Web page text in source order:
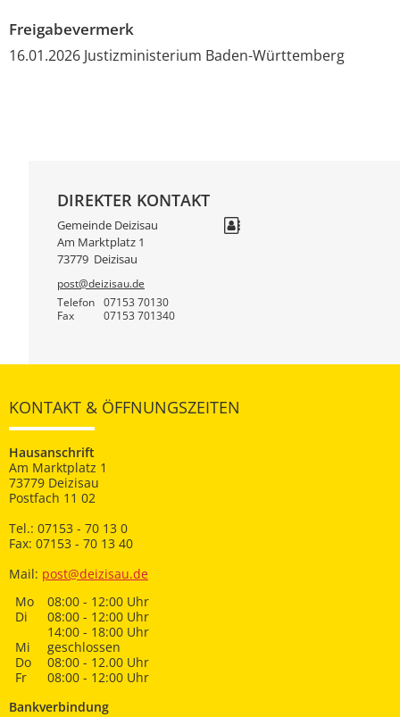
Freigabevermerk
16.01.2026 Justizministerium Baden-Württemberg
DIREKTER KONTAKT
Gemeinde Deizisau
Am Marktplatz 1
73779 Deizisau
post@deizisau.de
Telefon
07153 70130
Fax 07153 701340
KONTAKT & ÖFFNUNGSZEITEN
Hausanschrift
Am Marktplatz 1
73779 Deizisau
Postfach 11 02
Tel.: 07153 - 70 13 0
Fax: 07153 - 70 13 40
Mail: post@deizisau.de
Mo
08:00 - 12:00 Uhr
Di
08:00 - 12:00 Uhr
14:00 - 18:00 Uhr
Mi
geschlossen
Do
08:00 - 12.00 Uhr
Fr
08:00 - 12:00 Uhr
Bankverbindung